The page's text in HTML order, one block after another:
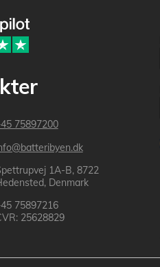
75897200
1A-B, 8722
Denmark
75897216
25628829